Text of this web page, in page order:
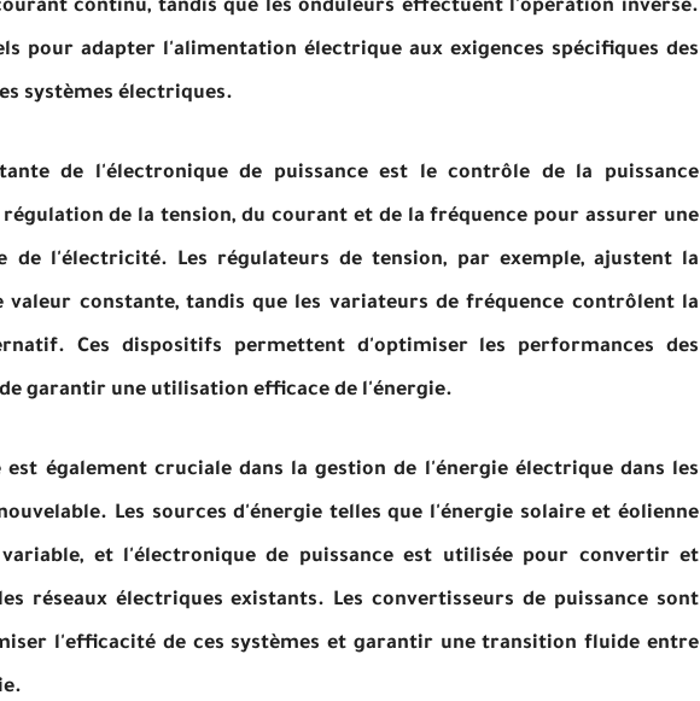
continu, tandis que les onduleurs effectuent l'opération inverse.
pour adapter l'alimentation électrique aux exigences spécifiques des
systèmes électriques.
de l'électronique de puissance est le contrôle de la puissance
de la tension, du courant et de la fréquence pour assurer une
l'électricité. Les régulateurs de tension, par exemple, ajustent la
constante, tandis que les variateurs de fréquence contrôlent la
Ces dispositifs permettent d'optimiser les performances des
garantir une utilisation efficace de l'énergie.
est également cruciale dans la gestion de l'énergie électrique dans les
Les sources d'énergie telles que l'énergie solaire et éolienne
et l'électronique de puissance est utilisée pour convertir et
réseaux électriques existants. Les convertisseurs de puissance sont
l'efficacité de ces systèmes et garantir une transition fluide entre